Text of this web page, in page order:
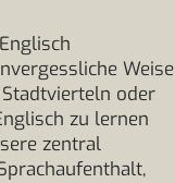
Weise
oder
zu lernen
zentral